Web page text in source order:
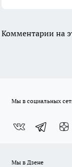
Комментарии на
Мы в социальных
Мы в Дзене